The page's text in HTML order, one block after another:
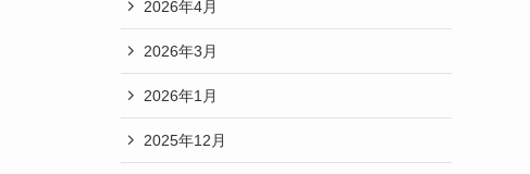
2026年4月
2026年3月
2026年1月
2025年12月